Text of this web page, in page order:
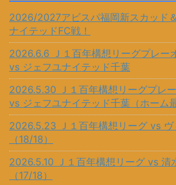
2026/2027アビスパ福岡新スカッド
ナイテッドFC戦！
2026.6.6 Ｊ１百年構想リーグプレー
vs ジェフユナイテッド千葉
2026.5.30 Ｊ１百年構想リーグプレ
vs ジェフユナイテッド千葉（ホーム
2026.5.23 Ｊ１百年構想リーグ vs ヴ
（18/18）
2026.5.10 Ｊ１百年構想リーグ vs 清
（17/18）